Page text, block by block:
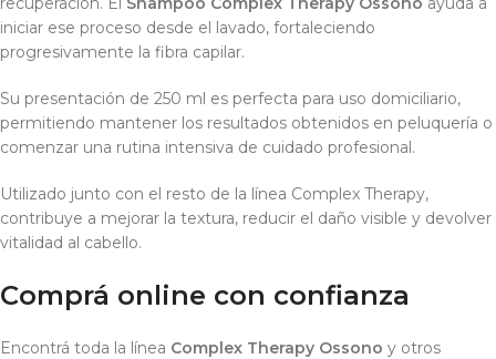
iniciar ese proceso desde el lavado, fortaleciendo
progresivamente la fibra capilar.
Su presentación de 250 ml es perfecta para uso domiciliario,
permitiendo mantener los resultados obtenidos en peluquería o
comenzar una rutina intensiva de cuidado profesional.
Utilizado junto con el resto de la línea Complex Therapy,
contribuye a mejorar la textura, reducir el daño visible y devolver
vitalidad al cabello.
Comprá online con confianza
Encontrá toda la línea Complex Therapy Ossono y otros